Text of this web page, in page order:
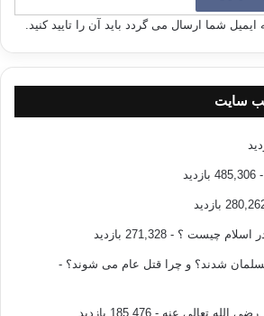
ایمیل شما ارسال می گردد باید آن را تایید کنید.
سایت
- 485,306 بازدید
اسلام چیست ؟ - 271,328 بازدید
شدند؟ و چرا قتل عام می شوند؟ -
الله تعالی عنه - 185,476 بازدید